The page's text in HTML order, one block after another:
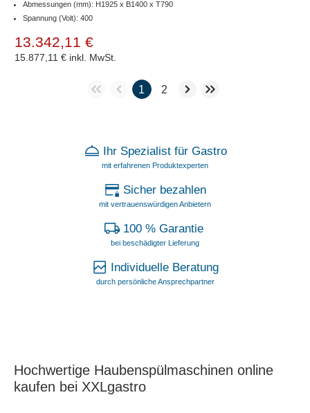
Abmessungen (mm): H1925 x B1400 x T790
Spannung (Volt): 400
13.342,11 €
15.877,11 € inkl. MwSt.
1 2
Ihr Spezialist für Gastro
mit erfahrenen Produktexperten
Sicher bezahlen
mit vertrauenswürdigen Anbietern
100 % Garantie
bei beschädigter Lieferung
Individuelle Beratung
durch persönliche Ansprechpartner
Hochwertige Haubenspülmaschinen online
kaufen bei XXLgastro